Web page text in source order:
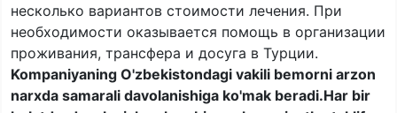
несколько вариантов стоимости лечения. При
необходимости оказывается помощь в организации
проживания, трансфера и досуга в Турции.
Kompaniyaning O'zbekistondagi vakili bemorni arzon
narxda samarali davolanishiga ko'mak beradi.Har bir